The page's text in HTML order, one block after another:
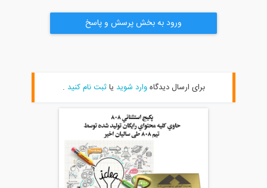
ورود به بخش پرسش و پاسخ
برای ارسال دیدگاهوارد شویدیاثبت نام کنید.